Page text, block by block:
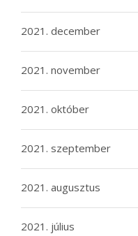
2021. december
2021. november
2021. október
2021. szeptember
2021. augusztus
2021. július